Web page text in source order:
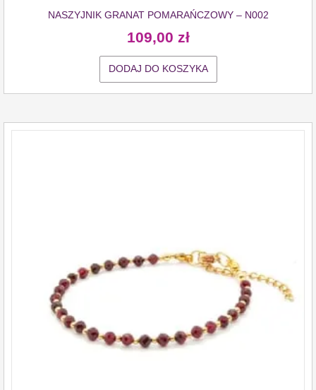
NASZYJNIK GRANAT POMARAŃCZOWY – N002
109,00 zł
DODAJ DO KOSZYKA